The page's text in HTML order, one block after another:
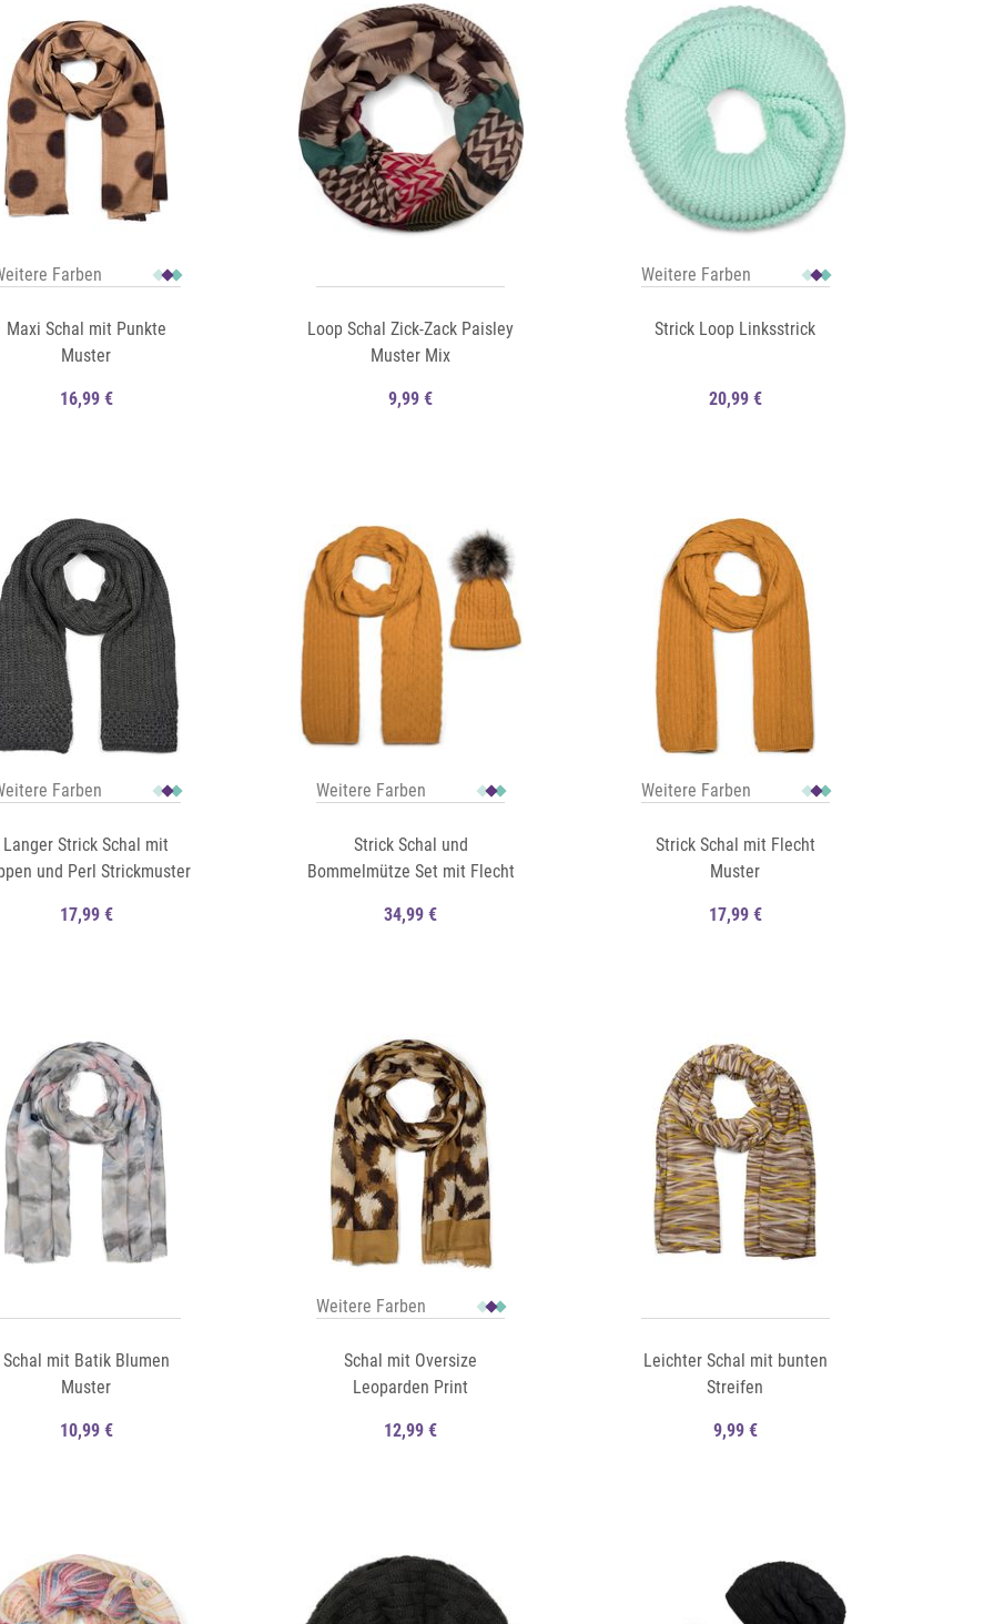
Farben
Maxi Schal mit Punkte
Muster
16,99 €
Loop Schal Zick-Zack Paisley
Muster Mix
9,99 €
Weitere Farben
Strick Loop Linksstrick
20,99 €
Farben
Langer Strick Schal mit
und Perl Strickmuster
17,99 €
Weitere Farben
Strick Schal und
Bommelmütze Set mit Flecht
34,99 €
Weitere Farben
Strick Schal mit Flecht
Muster
17,99 €
Schal mit Batik Blumen
Muster
10,99 €
Weitere Farben
Schal mit Oversize
Leoparden Print
12,99 €
Leichter Schal mit bunten
Streifen
9,99 €